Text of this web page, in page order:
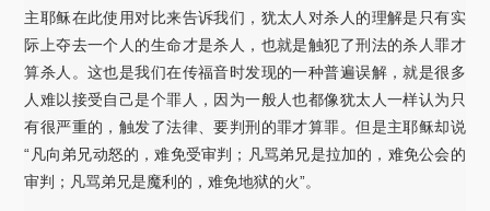
主耶稣在此使用对比来告诉我们，犹太人对杀人的理解是只有实
际上夺去一个人的生命才是杀人，也就是触犯了刑法的杀人罪才
算杀人。这也是我们在传福音时发现的一种普遍误解，就是很多
人难以接受自己是个罪人，因为一般人也都像犹太人一样认为只
有很严重的，触发了法律、要判刑的罪才算罪。但是主耶稣却说
“凡向弟兄动怒的，难免受审判；凡骂弟兄是拉加的，难免公会的
审判；凡骂弟兄是魔利的，难免地狱的火”。